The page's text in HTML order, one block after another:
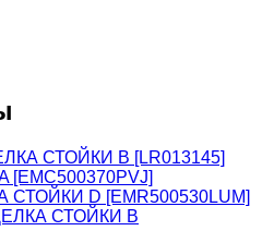
СТОЙКИ B [LR013145]
D [EMR500530LUM]
СТОЙКИ B